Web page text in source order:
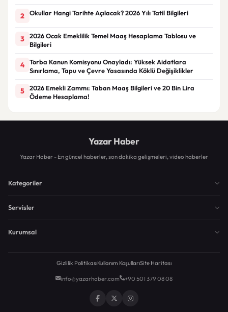
2 Okullar Hangi Tarihte Açılacak? 2026 Yılı Tatil Bilgileri
3
2026 Ocak Emeklilik Temel Maaş Hesaplama Tablosu ve
Bilgileri
4
Torba Kanun Komisyonu Onayladı: Yüksek Aidatlara
Sınırlama, Tapu ve Çevre Yasasında Köklü Değişiklikler
5
2026 Emekli Zammı: Taban Maaş Bilgileri ve 20 Bin Lira
Ödeme Hesaplama!
Yazar Haber
Yazar Haber - En güncel haberler, son dakika gelişmeleri, video haberler
Kategoriler
Servisler
Kurumsal
Gizlilik PolitikasıKullanım KoşullarıSite Haritası
info@yazarhaber.com +90 501 379 08 08